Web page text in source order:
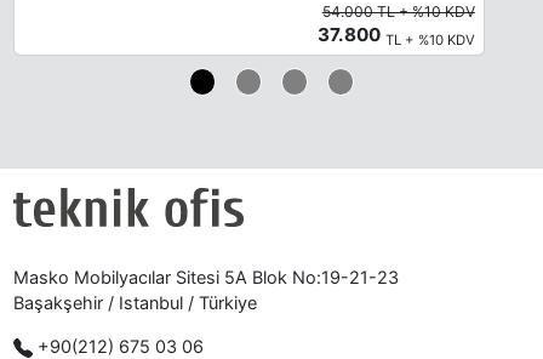
54.000 TL + %10 KDV
37.800 TL + %10 KDV
Masko Mobilyacılar Sitesi 5A Blok No:19-21-23
Başakşehir / Istanbul / Türkiye
+90(212) 675 03 06